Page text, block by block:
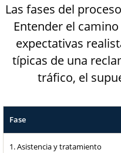
Las fases del
Entender el
expectativas
típicas de una
tráfico, el
Fase
1. Asistencia y tratamiento